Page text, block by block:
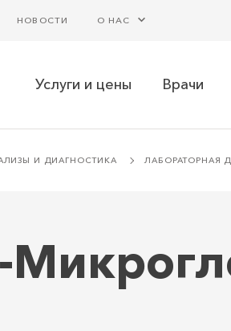
НОВОСТИ О НАС
Услуги и цены Врачи
И ДИАГНОСТИКА ЛАБОРАТОРНАЯ